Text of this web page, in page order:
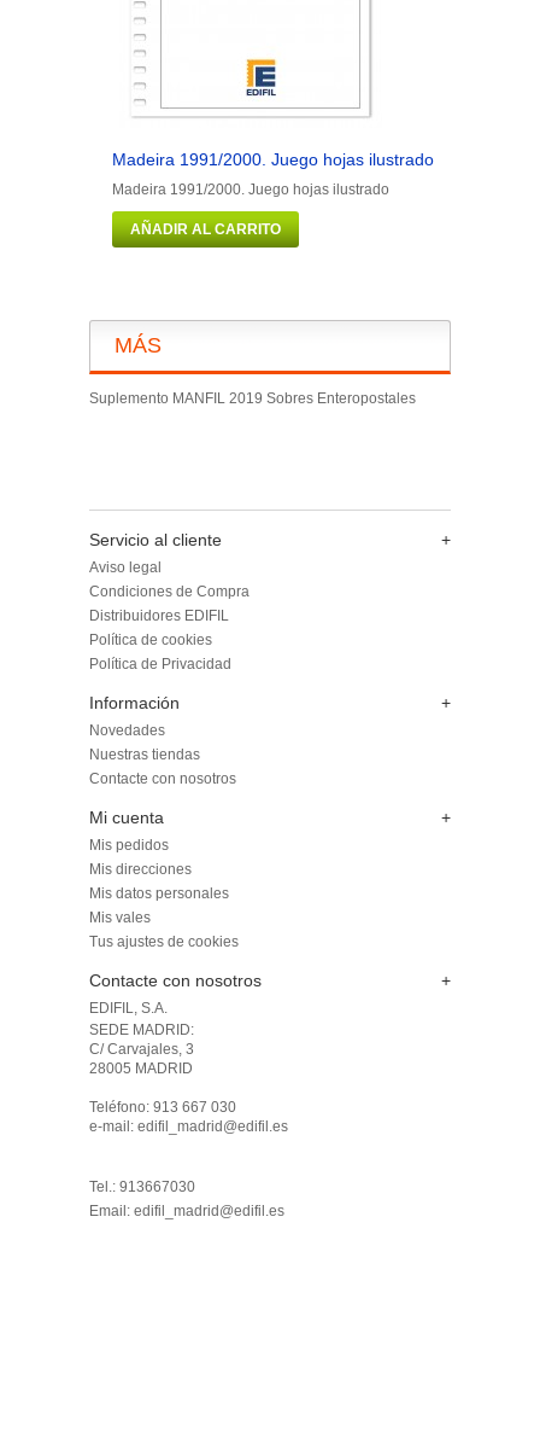
Madeira 1991/2000. Juego hojas ilustrado
Madeira 1991/2000. Juego hojas ilustrado
AÑADIR AL CARRITO
MÁS
Suplemento MANFIL 2019 Sobres Enteropostales
Servicio al cliente +
Aviso legal
Condiciones de Compra
Distribuidores EDIFIL
Política de cookies
Política de Privacidad
Información +
Novedades
Nuestras tiendas
Contacte con nosotros
Mi cuenta +
Mis pedidos
Mis direcciones
Mis datos personales
Mis vales
Tus ajustes de cookies
Contacte con nosotros +
EDIFIL, S.A.
SEDE MADRID:
C/ Carvajales, 3
28005 MADRID
Teléfono: 913 667 030
e-mail: edifil_madrid@edifil.es
Tel.: 913667030
Email: edifil_madrid@edifil.es